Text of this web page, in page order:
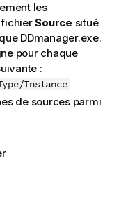
les
fichierSource situé
DDmanager.exe.
pour chaque
:
Instance
de sources parmi